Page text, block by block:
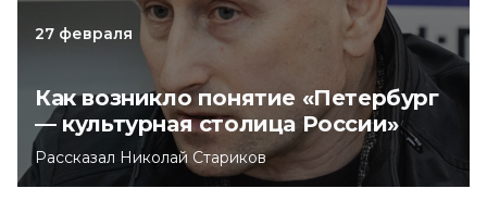
27 февраля
Как возникло понятие «Петербург
— культурная столица России»
Рассказал Николай Стариков